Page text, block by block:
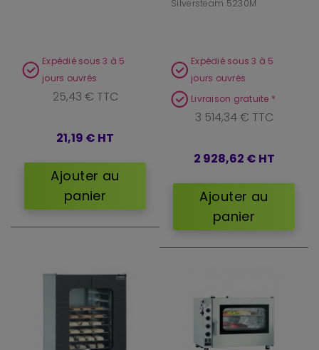
Expédié sous 3 à 5
jours ouvrés
25,43 € TTC
21,19 € HT
Ajouter au
panier
Silversteam 5230M
Expédié sous 3 à 5
jours ouvrés
Livraison gratuite *
3 514,34 € TTC
2 928,62 € HT
Ajouter au
panier